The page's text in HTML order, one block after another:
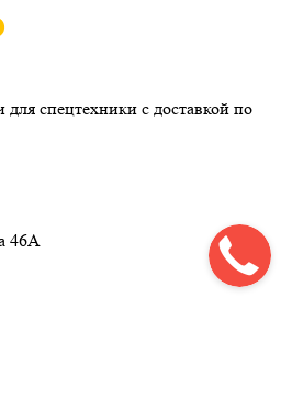
спецтехники с доставкой по
46А